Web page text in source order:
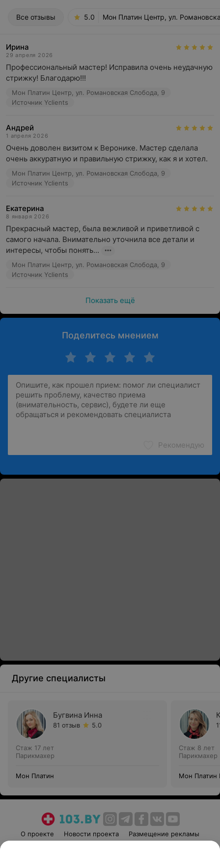
Все отзывы 5.0 Мон Платин Центр, ул.
Ирина
29 апреля 2026
Профессиональный мастер! Исправила очень неудачную
стрижку! Благодарю!!!
Мон Платин Центр, ул. Романовская Слобода, 9
Источник Yclients
Андрей
1 апреля 2026
Очень доволен визитом к Веронике. Мастер сделала
очень аккуратную и правильную стрижку, как я и хотел.
Мон Платин Центр, ул. Романовская Слобода, 9
Источник Yclients
Екатерина
8 января 2026
Прекрасный мастер, была вежливой и приветливой с
самого начала. Внимательно уточнила все детали и
интересы, чтобы понять...
Мон Платин Центр, ул. Романовская Слобода, 9
Источник Yclients
Показать ещё
Поделитесь мнением
Рекомендую
Другие специалисты
Бугвина Инна
81 отзыв 5.0
Стаж 17 лет
Парикмахер
Мон Платин
Стаж 8 лет
Парикмахер
Мон Платин
О проекте Новости проекта
Размещение рекламы